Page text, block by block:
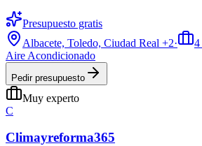
Presupuesto gratis
Albacete, Toledo, Ciudad Real +2· 4
Aire Acondicionado
Pedir presupuesto
Muy experto
C
Climayreforma365